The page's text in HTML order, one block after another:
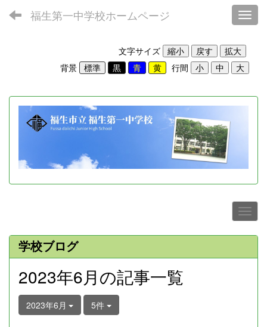
福生第一中学校ホームページ
文字サイズ
背景
行間
学校ブログ
2023年6月の記事一覧
2023年6月 5件